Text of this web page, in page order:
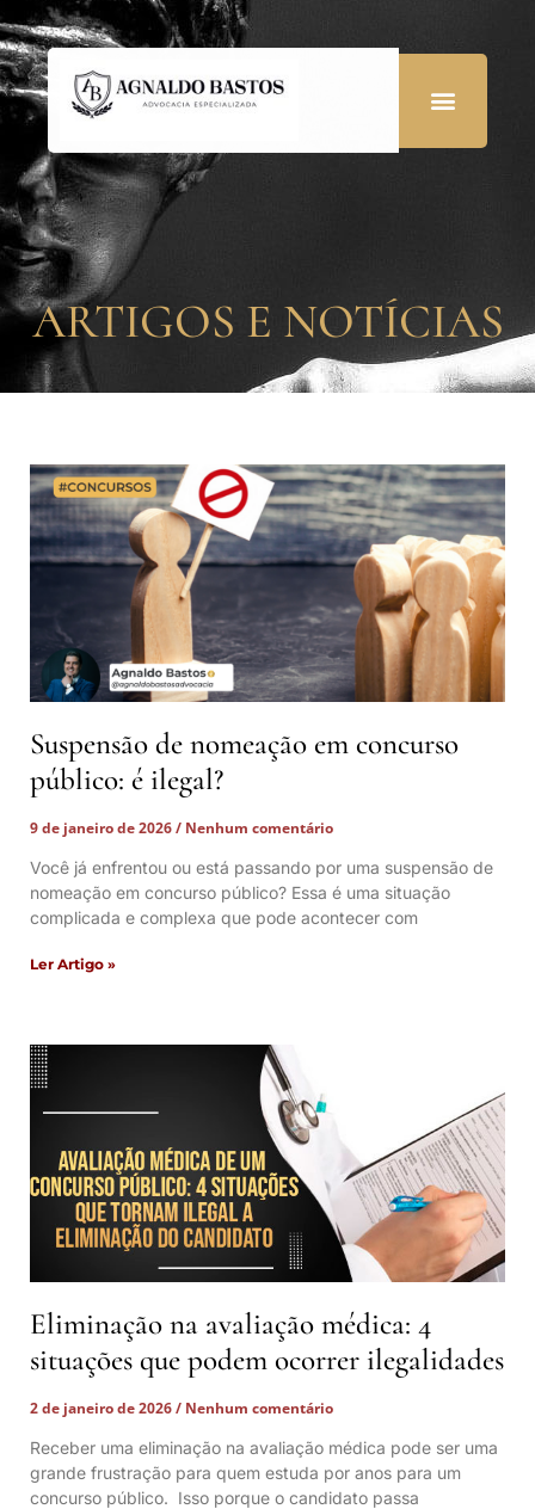
ARTIGOS E NOTÍCIAS
Suspensão de nomeação em concurso
público: é ilegal?
9 de janeiro de 2026
Nenhum comentário
Você já enfrentou ou está passando por uma suspensão de
nomeação em concurso público? Essa é uma situação
complicada e complexa que pode acontecer com
Ler Artigo »
Eliminação na avaliação médica: 4
situações que podem ocorrer ilegalidades
2 de janeiro de 2026
Nenhum comentário
Receber uma eliminação na avaliação médica pode ser uma
grande frustração para quem estuda por anos para um
concurso público. Isso porque o candidato passa